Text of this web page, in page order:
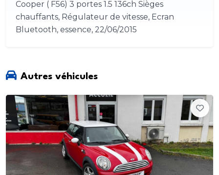
Cooper ( F56) 3 portes 1.5 136ch Sièges
chauffants, Régulateur de vitesse, Ecran
Bluetooth, essence, 22/06/2015
Autres véhicules